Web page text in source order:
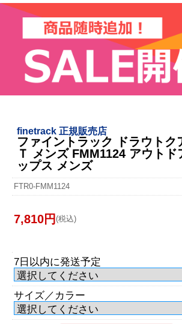
finetrack 正規販売店
ファイントラック ドラウトク
Ｔ メンズ FMM1124 アウトド
ップス メンズ
FTR0-FMM1124
7,810円 (税込)
7日以内に発送予定
サイズ／カラー